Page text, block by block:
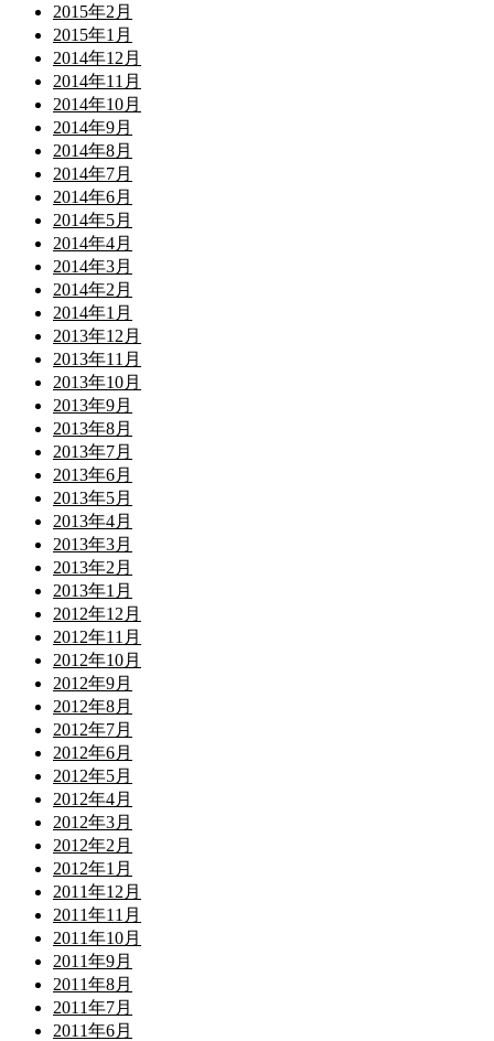
2015年2月
2015年1月
2014年12月
2014年11月
2014年10月
2014年9月
2014年8月
2014年7月
2014年6月
2014年5月
2014年4月
2014年3月
2014年2月
2014年1月
2013年12月
2013年11月
2013年10月
2013年9月
2013年8月
2013年7月
2013年6月
2013年5月
2013年4月
2013年3月
2013年2月
2013年1月
2012年12月
2012年11月
2012年10月
2012年9月
2012年8月
2012年7月
2012年6月
2012年5月
2012年4月
2012年3月
2012年2月
2012年1月
2011年12月
2011年11月
2011年10月
2011年9月
2011年8月
2011年7月
2011年6月